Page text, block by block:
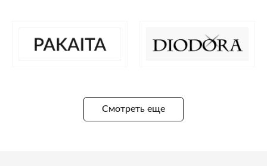
Смотреть еще